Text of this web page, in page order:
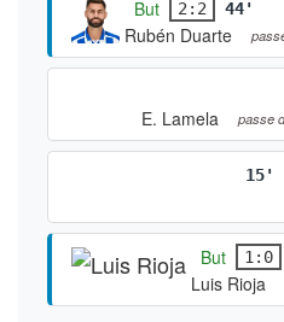
But 2:2 44'
Rubén Duarte
E. Lamela
passe
But 1:0
Luis Rioja